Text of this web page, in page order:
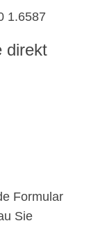
1.6587
direkt
Formular
Sie